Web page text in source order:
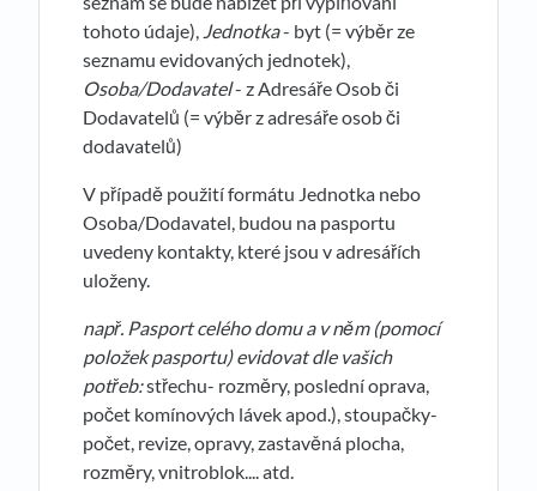
tohoto údaje), Jednotka- byt (= výběr ze
seznamu evidovaných jednotek),
Osoba/Dodavatel- z Adresáře Osob či
Dodavatelů (= výběr z adresáře osob či
dodavatelů)
V případě použití formátu Jednotka nebo
Osoba/Dodavatel, budou na pasportu
uvedeny kontakty, které jsou v adresářích
uloženy.
např. Pasport celého domu a v něm (pomocí
položek pasportu) evidovat dle vašich
potřeb:střechu- rozměry, poslední oprava,
počet komínových lávek apod.), stoupačky-
počet, revize, opravy, zastavěná plocha,
rozměry, vnitroblok.... atd.